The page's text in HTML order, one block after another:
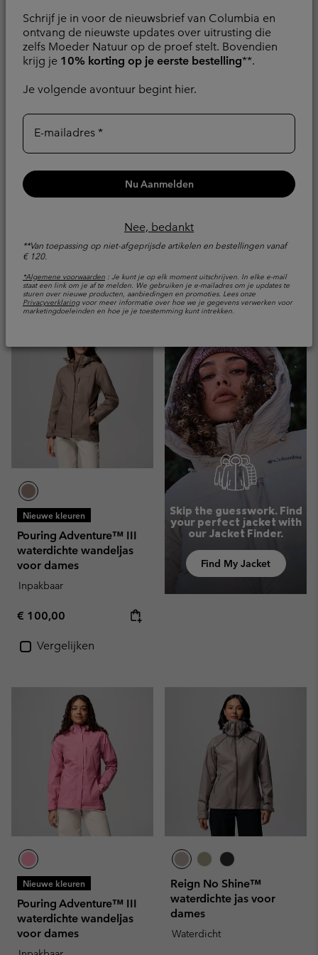
Schrijf je in voor de nieuwsbrief van Columbia en
ontvang de nieuwste updates over uitrusting die
zelfs Moeder Natuur op de proef stelt. Bovendien
krijg je 10% korting op je eerste bestelling**.
Je volgende avontuur begint hier.
E-mailadres
Nu Aanmelden
Nee, bedankt
**Van toepassing op niet-afgeprijsde artikelen en bestellingen vanaf
€ 120.
*Algemene voorwaarden : Je kunt je op elk moment uitschrijven. In elke e-mail
staat een link om je af te melden. We gebruiken je e-mailadres om je updates te
sturen over nieuwe producten, aanbiedingen en promoties. Lees onze
Privacyverklaringvoor meer informatie over hoe we je gegevens verwerken voor
marketingdoeleinden en hoe je je toestemming kunt intrekken.
Nieuwe kleuren
Waterproof 3-in-1 jas
Hikebound™ II voor
dames
Regular price:
€ 220,00
Vergelijken
Pouring Adventure™ III
waterdichte wandeljas
voor dames
Regular price:
€ 100,00
Vergelijken
Nieuwe kleuren
Pouring Adventure™ III
waterdichte wandeljas
voor dames
Inpakbaar
Regular price:
€ 100,00
Vergelijken
Skip the guesswork. Find
your perfect jacket with
our Jacket Finder.
Find My Jacket
Nieuwe kleuren
Pouring Adventure™ III
waterdichte wandeljas
voor dames
Reign No Shine™
waterdichte jas voor
dames
Waterdicht